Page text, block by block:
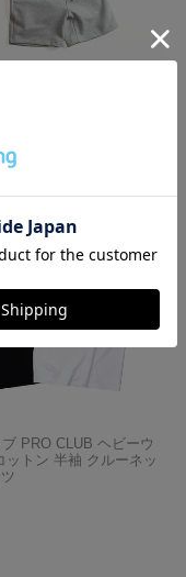
スアパレル LOSANGE
HF02 14オンス ヘ
ス スウェットショーツ
PRO CLUB ヘビーウ
ットン 半袖 クルーネッ